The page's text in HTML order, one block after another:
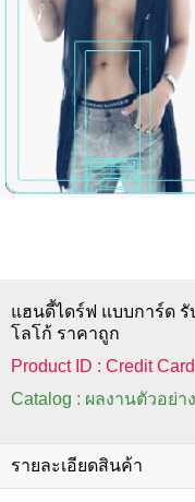
แฮนดี้ไดร์ฟ แบบการ์ด
โลโก้ ราคาถูก
Product ID : Credit
Catalog : ผลงานตัวอย่า
รายละเอียดสินค้า